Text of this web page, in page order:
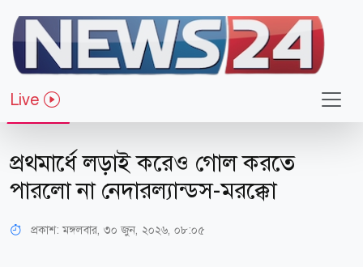
Live
খেলাধুলা
প্রথমার্ধে লড়াই করেও গোল করতে
পারলো না নেদারল্যান্ডস-মরক্কো
প্রকাশ:মঙ্গলবার, ৩০ জুন, ২০২৬, ০৮:০৫